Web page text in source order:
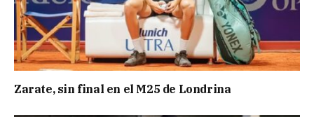
Zarate, sin final en el M25 de Londrina